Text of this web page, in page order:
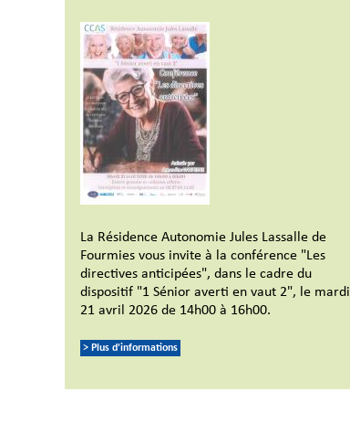
La Résidence Autonomie Jules Lassalle de
Fourmies vous invite à la conférence "Les
directives anticipées", dans le cadre du
dispositif "1 Sénior averti en vaut 2", le mardi
21 avril 2026 de 14h00 à 16h00.
> Plus d'informations